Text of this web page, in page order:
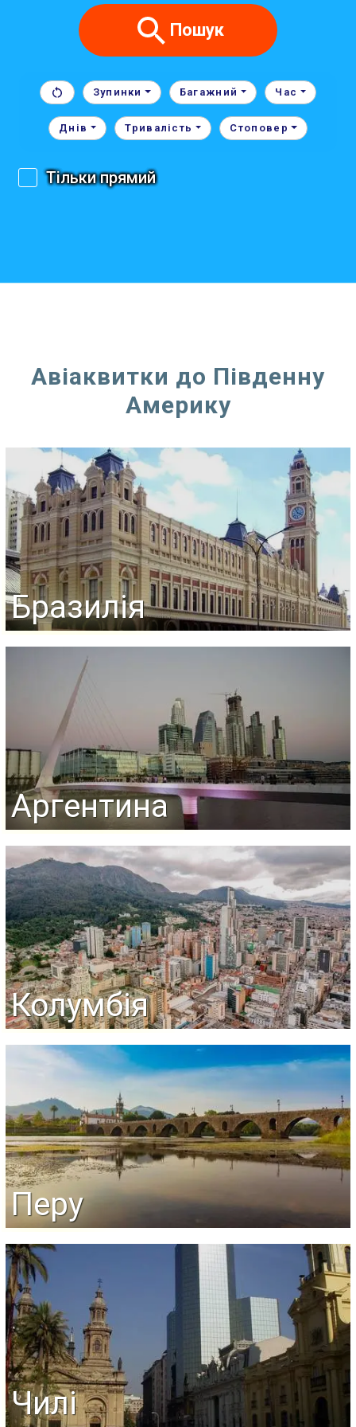
Пошук
Зупинки Багажний Час
Днів Тривалість Стоповер
Тільки прямий
Авіаквитки до Південну
Америку
Бразилія
Аргентина
Колумбія
Перу
Чилі